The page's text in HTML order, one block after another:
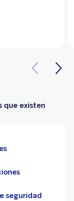
que existen
seguridad